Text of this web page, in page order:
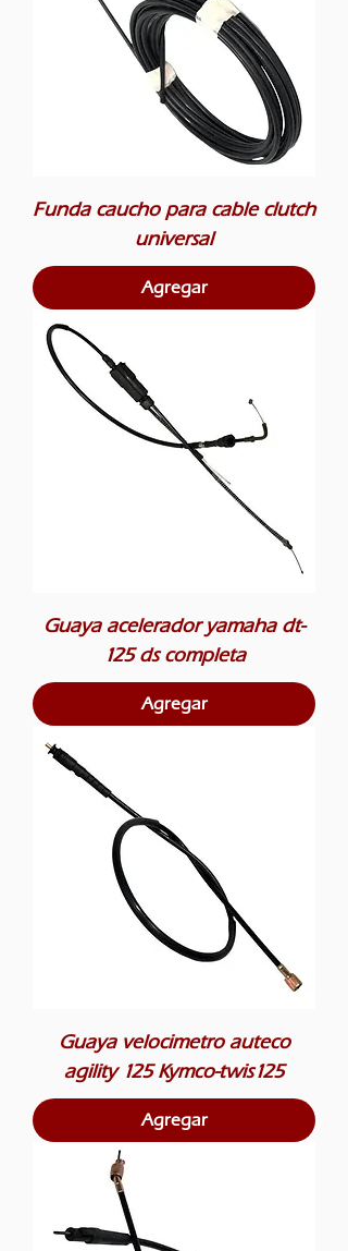
Funda caucho para cable clutch
universal
Agregar
Guaya acelerador yamaha dt-
125 ds completa
Agregar
Guaya velocimetro auteco
agility 125 Kymco-twis125
Agregar